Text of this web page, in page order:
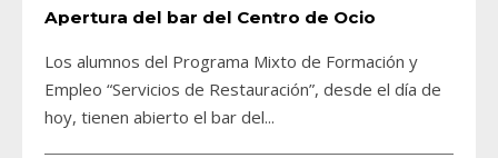
Apertura del bar del Centro de Ocio
Los alumnos del Programa Mixto de Formación y
Empleo “Servicios de Restauración”, desde el día de
hoy, tienen abierto el bar del...